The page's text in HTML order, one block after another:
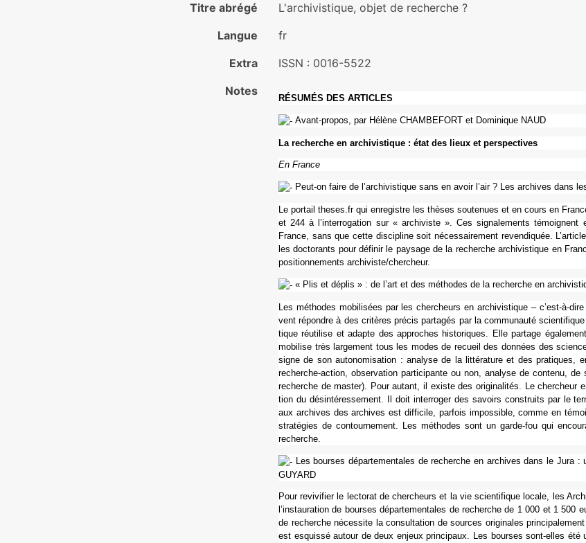
Titre abrégé
L'archivistique, objet de recherche ?
Langue
fr
Extra
ISSN : 0016-5522
Notes
RÉSUMÉS DES ARTICLES
Avant-propos, par Hélène CHAMBEFORT et Dominique NAUD
La recher­che en archi­vis­ti­que : état des lieux et pers­pec­ti­ves
En France
Peut-on faire de l’archi­vis­ti­que sans en avoir l’air ? Les archi­ves dans
Le por­tail theses.fr qui enre­gis­tre les thèses sou­te­nues et en cours en
et 244 à l’inter­ro­ga­tion sur « archi­viste ». Ces signa­le­ments
France, sans que cette dis­ci­pline soit néces­sai­re­ment reven­di­quée.
les doc­to­rants pour défi­nir le pay­sage de la recher­che archi­vis­ti­que en
posi­tion­ne­ments archi­viste/cher­cheur.
« Plis et déplis » : de l’art et des métho­des de la recher­che en
Les métho­des mobi­li­sées par les cher­cheurs en archi­vis­ti­que – c’est-à-
vent répon­dre à des cri­tè­res précis par­ta­gés par la com­mu­nauté
ti­que réu­ti­lise et adapte des appro­ches his­to­ri­ques. Elle par­tage
mobi­lise très lar­ge­ment tous les modes de recueil des don­nées des
signe de son auto­no­mi­sa­tion : ana­lyse de la lit­té­ra­ture et des pra­ti­ques,
recher­che-action, obser­va­tion par­ti­ci­pante ou non, ana­lyse de contenu,
recher­che de master). Pour autant, il existe des ori­gi­na­li­tés. Le
tion du désin­té­res­se­ment. Il doit inter­ro­ger des savoirs cons­truits par le
aux archi­ves des archi­ves est dif­fi­cile, par­fois impos­si­ble, comme en
stra­té­gies de contour­ne­ment. Les métho­des sont un garde-fou qui
recher­che.
Les bour­ses dépar­te­men­ta­les de recher­che en archi­ves dans le Jura
GUYARD
Pour revi­vi­fier le lec­to­rat de cher­cheurs et la vie scien­ti­fi­que locale, les
l’ins­tau­ra­tion de bour­ses dépar­te­men­ta­les de recher­che de 1 000 et 1
de recher­che néces­site la consul­ta­tion de sour­ces ori­gi­na­les
est esquissé autour de deux enjeux prin­ci­paux. Les bour­ses sont-elles